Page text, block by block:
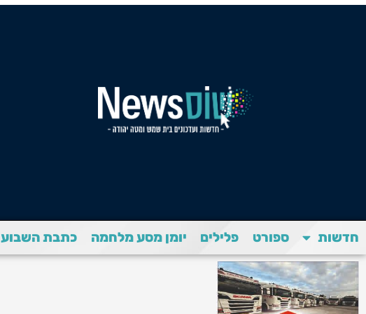
חדשות ספורט פלילים יומן מסע מלחמה כתבת השבוע